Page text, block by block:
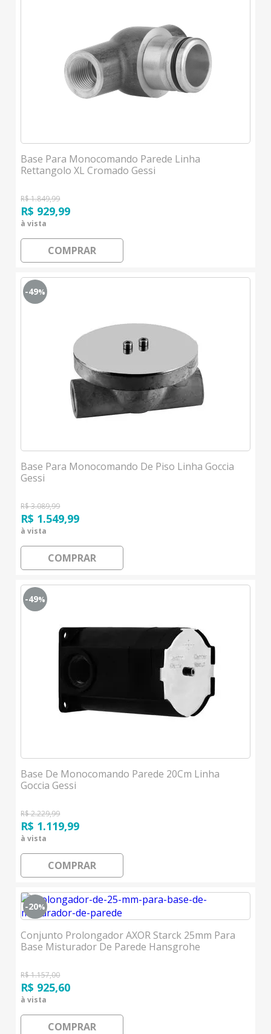
Base Para Monocomando Parede Linha
Rettangolo XL Cromado Gessi
R$ 1.849,99
R$ 929,99
à vista
COMPRAR
-49%
Base Para Monocomando De Piso Linha Goccia
Gessi
R$ 3.089,99
R$ 1.549,99
à vista
COMPRAR
-49%
Base De Monocomando Parede 20Cm Linha
Goccia Gessi
R$ 2.229,99
R$ 1.119,99
à vista
COMPRAR
-20%
Conjunto Prolongador AXOR Starck 25mm Para
Base Misturador De Parede Hansgrohe
R$ 1.157,00
R$ 925,60
à vista
COMPRAR